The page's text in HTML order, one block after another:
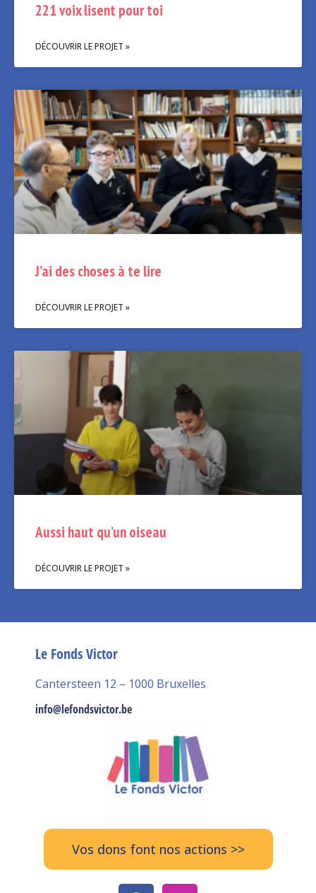
221 voix lisent pour toi
DÉCOUVRIR LE PROJET »
J’ai des choses à te lire
DÉCOUVRIR LE PROJET »
Aussi haut qu’un oiseau
DÉCOUVRIR LE PROJET »
Le Fonds Victor
Cantersteen 12 – 1000 Bruxelles
info@lefondsvictor.be
Vos dons font nos actions >>